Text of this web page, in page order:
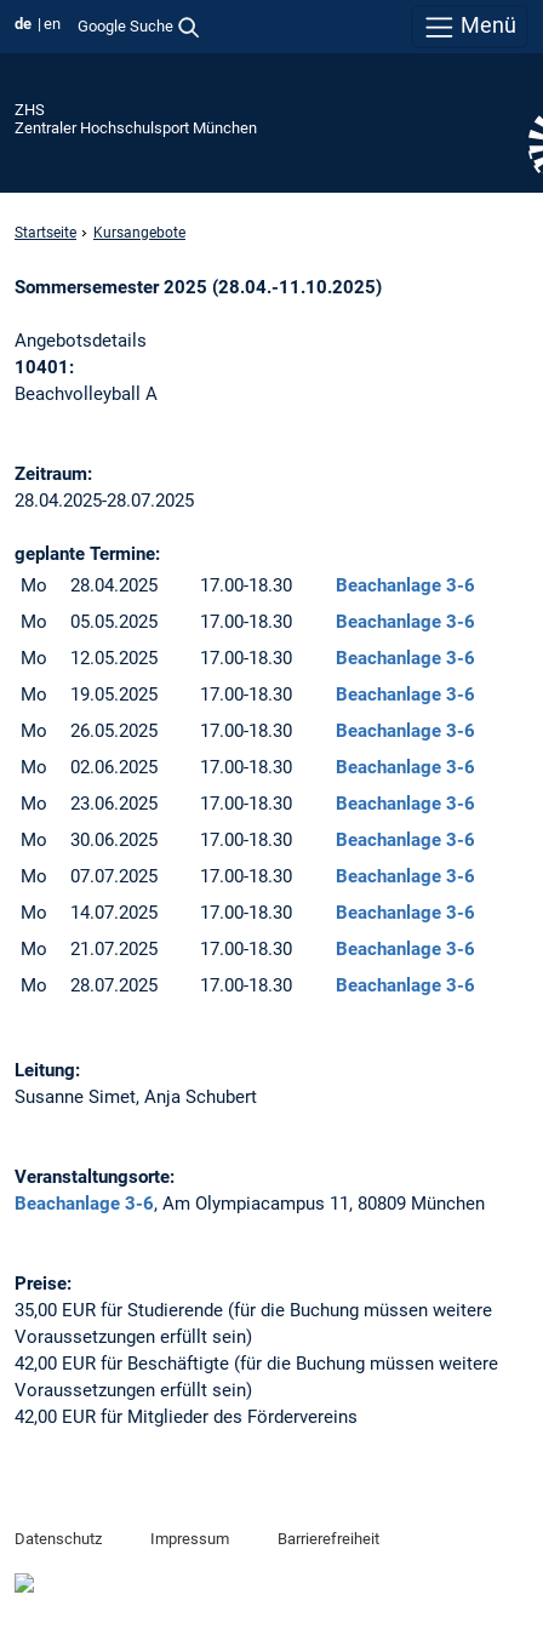
de en Google Suche Menü
ZHS
Zentraler Hochschulsport München
Startseite Kursangebote
Sommersemester 2025 (28.04.-11.10.2025)
Angebotsdetails
10401:
Beachvolleyball A
Zeitraum:
28.04.2025-28.07.2025
geplante Termine:
Mo
28.04.2025 17.00-18.30
Beachanlage 3-6
Mo
05.05.2025 17.00-18.30
Beachanlage 3-6
Mo
12.05.2025 17.00-18.30
Beachanlage 3-6
Mo
19.05.2025 17.00-18.30
Beachanlage 3-6
Mo
26.05.2025 17.00-18.30
Beachanlage 3-6
Mo
02.06.2025 17.00-18.30
Beachanlage 3-6
Mo
23.06.2025 17.00-18.30
Beachanlage 3-6
Mo
30.06.2025 17.00-18.30
Beachanlage 3-6
Mo
07.07.2025 17.00-18.30
Beachanlage 3-6
Mo
14.07.2025 17.00-18.30
Beachanlage 3-6
Mo
21.07.2025 17.00-18.30
Beachanlage 3-6
Mo
28.07.2025 17.00-18.30 Beachanlage 3-6
Leitung:
Susanne Simet, Anja Schubert
Veranstaltungsorte:
Beachanlage 3-6, Am Olympiacampus 11, 80809 München
Preise:
35,00 EUR für Studierende (für die Buchung müssen weitere
Voraussetzungen erfüllt sein)
42,00 EUR für Beschäftigte (für die Buchung müssen weitere
Voraussetzungen erfüllt sein)
42,00 EUR für Mitglieder des Fördervereins
Datenschutz Impressum Barrierefreiheit